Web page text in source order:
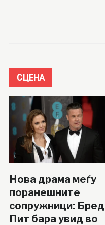
СЦЕНА
Нова драма меѓу
поранешните
сопружници: Бред
Пит бара увид во